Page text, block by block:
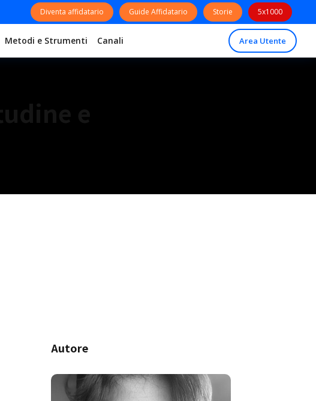
Diventa affidatario Guide Affidatario Storie 5x1000
Metodi e Strumenti Canali Area Utente
Autore